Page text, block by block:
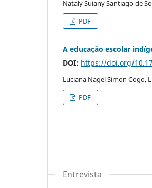
Nataly Suiany Santiago de
PDF
A educação escolar
DOI: https://doi.org/
Luciana Nagel Simon Cogo,
PDF
Entrevista